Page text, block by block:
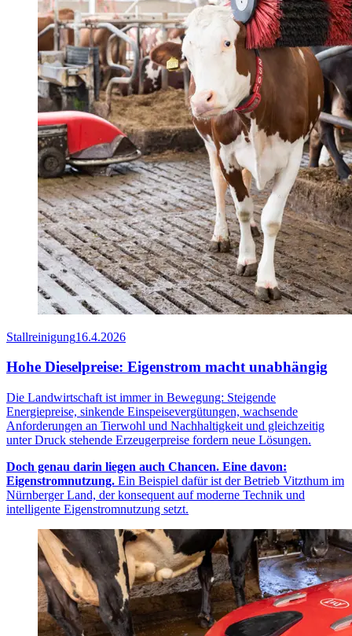
Stallreinigung16.4.2026
Hohe Dieselpreise: Eigenstrom macht unabhängig
Die Landwirtschaft ist immer in Bewegung: Steigende
Energiepreise, sinkende Einspeisevergütungen, wachsende
Anforderungen an Tierwohl und Nachhaltigkeit und gleichzeitig
unter Druck stehende Erzeugerpreise fordern neue Lösungen.
Doch genau darin liegen auch Chancen. Eine davon:
Eigenstromnutzung. Ein Beispiel dafür ist der Betrieb Vitzthum im
Nürnberger Land, der konsequent auf moderne Technik und
intelligente Eigenstromnutzung setzt.